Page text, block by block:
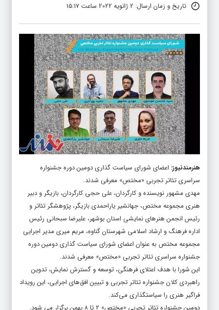
تاریخ و زمان ارسال: 2 ژانویه 2022 ساعت 15:17
هنرمندنیوز: اعضای شورای سیاست گذاری دومین دوره جشنواره
سراسری تئاتر تجربی «مختص» معرفی شدند.
مهدی مشهور نویسنده و کارگردان، علی حجی کارگردان، بازیگر و دبیر
هنری مجموعه مختص، جهانشیر یاراحمدی بازیگر، پژوهشگر تئاتر و
رئیس انجمن هنرهای نمایشی استان بوشهر، علیرضا سبحانی رئیس
اداره فرهنگ و ارشاد اسلامی شهرستان گناوه، مریم میری مدیر اجرایی
مجموعه مختص به عنوان اعضای شورای سیاست گذاری دومین دوره
جشنواره سراسری تئاتر تجربی «مختص» معرفی شدند.
این شورا با هدف اعتلای فرهنگی، توسعه و گسترش نمایش، تدوین
راهبردی کلان جشنواره تئاتر تجربی و تبیین افق‌های اجرایی، این رویداد
فراگیر هنری را سیاستگذاری می‌کند.